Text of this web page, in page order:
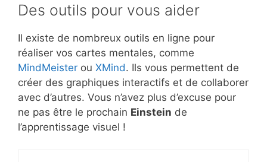
Des outils pour vous aider
Il existe de nombreux outils en ligne pour
réaliser vos cartes mentales, comme
MindMeister ou XMind. Ils vous permettent de
créer des graphiques interactifs et de collaborer
avec d’autres. Vous n’avez plus d’excuse pour
ne pas être le prochain Einstein de
l’apprentissage visuel !